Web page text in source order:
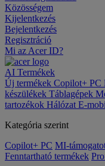
Közösségem
Kijelentkezés
Bejelentkezés
Regisztráció
Mi az Acer ID?
AI Termékek
Új termékek Copilot+ PC
készülékek Táblagépek
tartozékok Hálózat E-
Kategória szerint
Copilot+ PC MI-
Fenntartható termékek